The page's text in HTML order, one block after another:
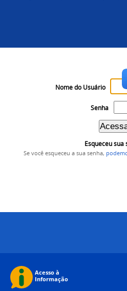
Nome do Usuário
Senha
Esqueceu sua
Se você esqueceu a sua senha,